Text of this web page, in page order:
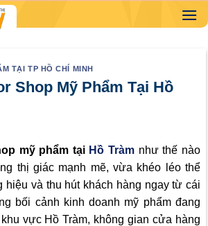
TẠI TP HỒ CHÍ MINH
Shop Mỹ Phẩm Tại Hồ
mỹ phẩm tại Hồ Tràm như thế nào
thị giác mạnh mẽ, vừa khéo léo thể
hiệu và thu hút khách hàng ngay từ cái
bối cảnh kinh doanh mỹ phẩm đang
vực Hồ Tràm, không gian cửa hàng